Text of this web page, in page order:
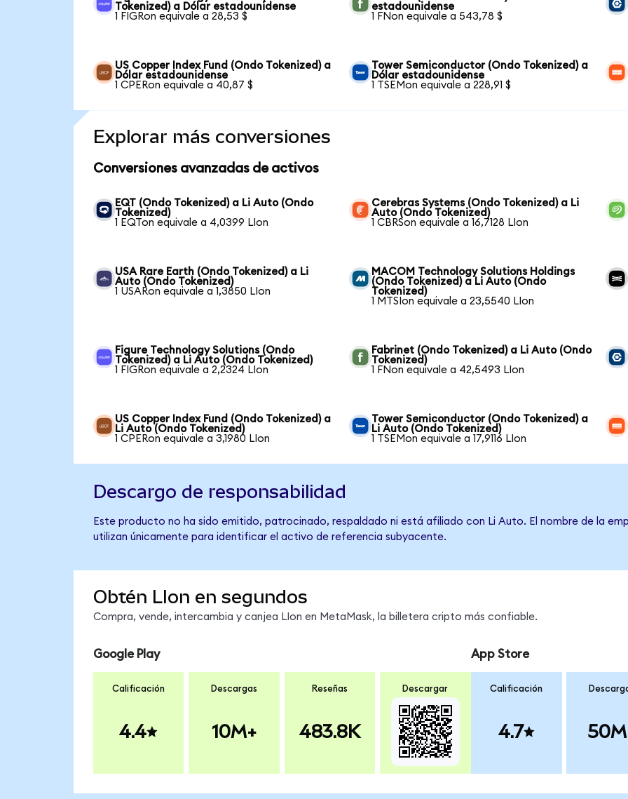
Tokenized) a Dólar estadounidense
1 FIGRon equivale a 28,53 $
estadounidense
1 FNon equivale a 543,78 $
US Copper Index Fund (Ondo Tokenized) a
Dólar estadounidense
1 CPERon equivale a 40,87 $
Tower Semiconductor (Ondo Tokenized) a
Dólar estadounidense
1 TSEMon equivale a 228,91 $
Explorar más conversiones
Conversiones avanzadas de activos
EQT (Ondo Tokenized) a Li Auto (Ondo
Tokenized)
1 EQTon equivale a 4,0399 LIon
Cerebras Systems (Ondo Tokenized) a Li
Auto (Ondo Tokenized)
1 CBRSon equivale a 16,7128 LIon
USA Rare Earth (Ondo Tokenized) a Li
Auto (Ondo Tokenized)
1 USARon equivale a 1,3850 LIon
MACOM Technology Solutions Holdings
(Ondo Tokenized) a Li Auto (Ondo
Tokenized)
1 MTSIon equivale a 23,5540 LIon
Figure Technology Solutions (Ondo
Tokenized) a Li Auto (Ondo Tokenized)
1 FIGRon equivale a 2,2324 LIon
Fabrinet (Ondo Tokenized) a Li Auto (Ondo
Tokenized)
1 FNon equivale a 42,5493 LIon
US Copper Index Fund (Ondo Tokenized) a
Li Auto (Ondo Tokenized)
1 CPERon equivale a 3,1980 LIon
Tower Semiconductor (Ondo Tokenized) a
Li Auto (Ondo Tokenized)
1 TSEMon equivale a 17,9116 LIon
Descargo de responsabilidad
Este producto no ha sido emitido, patrocinado, respaldado ni está afiliado con Li Auto. El nombre de la
utilizan únicamente para identificar el activo de referencia subyacente.
Obtén LIon en segundos
Compra, vende, intercambia y canjea LIon en MetaMask, la billetera cripto más confiable.
Google Play
Calificación
4.4
Descargas
10M+
Reseñas
483.8K
Descargar
App Store
Calificación
4.7